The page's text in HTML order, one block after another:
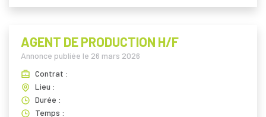
AGENT DE PRODUCTION H/F
Annonce publiée le 26 mars 2026
Contrat :
Lieu :
Durée :
Temps :